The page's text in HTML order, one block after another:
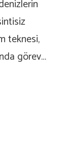
teknesi,
görev…